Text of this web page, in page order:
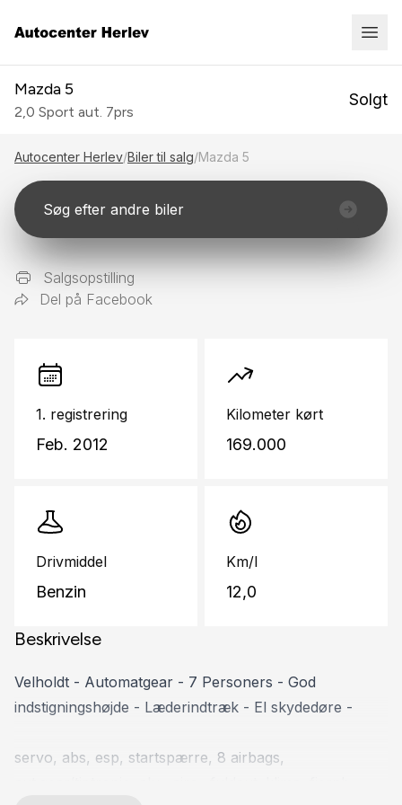
Mazda 5
2,0 Sport aut. 7prs
Solgt
Autocenter Herlev/Biler til salg/Mazda 5
Søg efter andre biler
Salgsopstilling
Del på Facebook
1. registrering
Feb. 2012
Kilometer kørt
169.000
Drivmiddel
Benzin
Km/l
12,0
Beskrivelse
Velholdt - Automatgear - 7 Personers - God
indstigningshøjde - Læderindtræk - El skydedøre -
servo, abs, esp, startspærre, 8 airbags,